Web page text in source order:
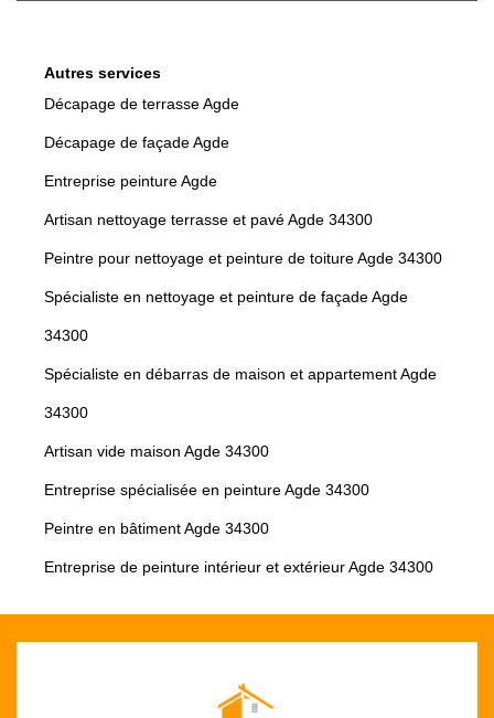
Autres services
Décapage de terrasse Agde
Décapage de façade Agde
Entreprise peinture Agde
Artisan nettoyage terrasse et pavé Agde 34300
Peintre pour nettoyage et peinture de toiture Agde 34300
Spécialiste en nettoyage et peinture de façade Agde
34300
Spécialiste en débarras de maison et appartement Agde
34300
Artisan vide maison Agde 34300
Entreprise spécialisée en peinture Agde 34300
Peintre en bâtiment Agde 34300
Entreprise de peinture intérieur et extérieur Agde 34300